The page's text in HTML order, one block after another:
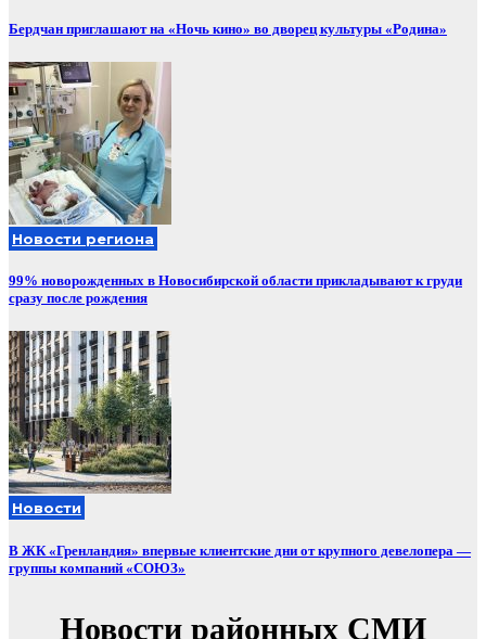
Бердчан приглашают на «Ночь кино» во дворец культуры «Родина»
Новости региона
99% новорожденных в Новосибирской области прикладывают к груди
сразу после рождения
Новости
В ЖК «Гренландия» впервые клиентские дни от крупного девелопера —
группы компаний «СОЮЗ»